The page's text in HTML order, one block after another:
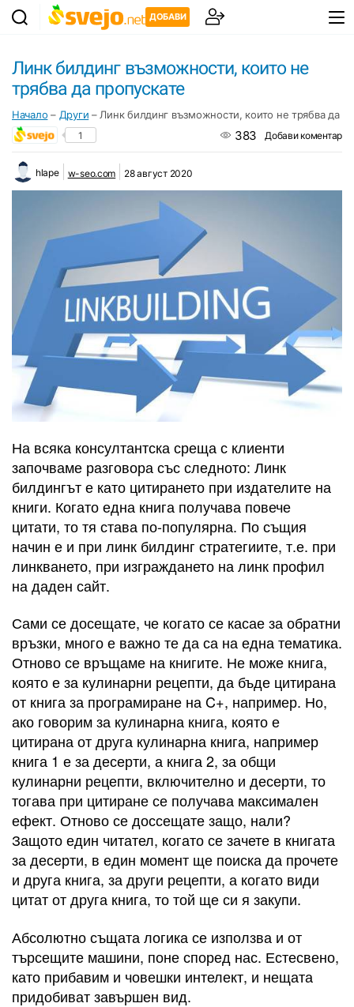
ДОБАВИ
Линк билдинг възможности, които не
трябва да пропускате
Начало – Други – Линк билдинг възможности, които не трябва да
1 383 Добави коментар
hlape w-seo.com 28 август 2020
На всяка консултантска среща с клиенти
започваме разговора със следното: Линк
билдингът е като цитирането при издателите на
книги. Когато една книга получава повече
цитати, то тя става по-популярна. По същия
начин е и при линк билдинг стратегиите, т.е. при
линкването, при изграждането на линк профил
на даден сайт.
Сами се досещате, че когато се касае за обратни
връзки, много е важно те да са на една тематика.
Отново се връщаме на книгите. Не може книга,
която е за кулинарни рецепти, да бъде цитирана
от книга за програмиране на C+, например. Но,
ако говорим за кулинарна книга, която е
цитирана от друга кулинарна книга, например
книга 1 е за десерти, а книга 2, за общи
кулинарни рецепти, включително и десерти, то
тогава при цитиране се получава максимален
ефект. Отново се доссещате защо, нали?
Защото един читател, когато се зачете в книгата
за десерти, в един момент ще поиска да прочете
и друга книга, за други рецепти, а когато види
цитат от друга книга, то той ще си я закупи.
Абсолютно същата логика се използва и от
търсещите машини, поне според нас. Естесвено,
като прибавим и човешки интелект, и нещата
придобиват завършен вид.